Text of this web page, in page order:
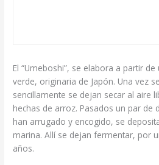
El “Umeboshi”, se elabora a partir
verde, originaria de Japón. Una vez
sencillamente se dejan secar al aire
hechas de arroz. Pasados un par de
han arrugado y encogido, se
marina. Allí se dejan fermentar, por
años.